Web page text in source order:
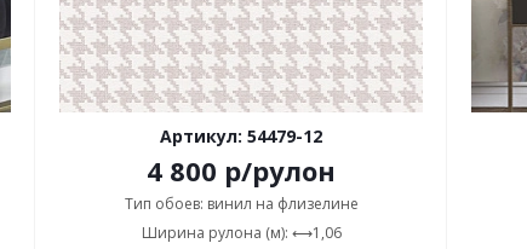
Артикул: 54479-12
4 800 р/рулон
Тип обоев: винил на флизелине
Ширина рулона (м): ⟷1,06